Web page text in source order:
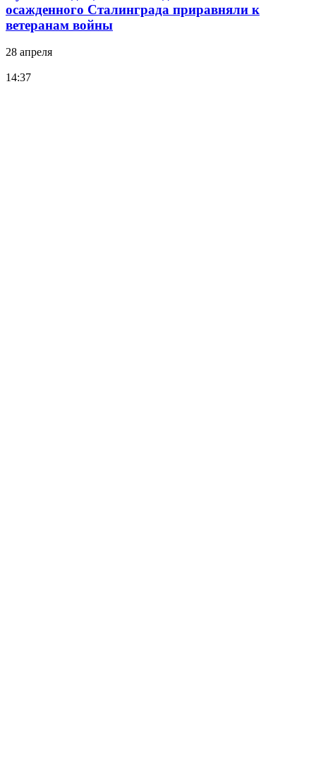
осажденного Сталинграда приравняли к
ветеранам войны
28 апреля
14:37